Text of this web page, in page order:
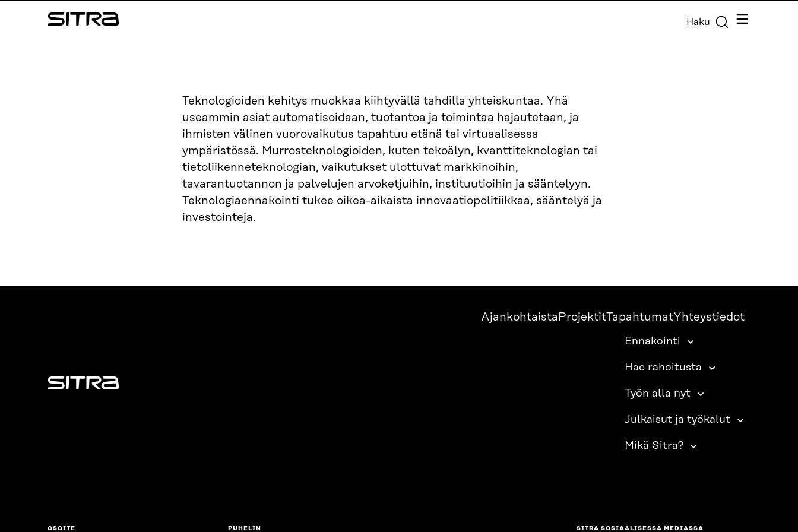
sisältöön
Sitra Haku Valikko
Teknologioiden kehitys muokkaa kiihtyvällä tahdilla yhteiskuntaa. Yhä
useammin asiat automatisoidaan, tuotantoa ja toimintaa hajautetaan, ja
ihmisten välinen vuorovaikutus tapahtuu etänä tai virtuaalisessa
ympäristössä. Murrosteknologioiden, kuten tekoälyn, kvanttiteknologian tai
tietoliikenneteknologian, vaikutukset ulottuvat markkinoihin,
tavarantuotannon ja palvelujen arvoketjuihin, instituutioihin ja sääntelyyn.
Teknologiaennakointi tukee oikea-aikaista innovaatiopolitiikkaa, sääntelyä ja
investointeja.
Sitra
Ajankohtaista ProjektitTapahtumatYhteystiedot
Ennakointi
Hae rahoitusta
Työn alla nyt
Julkaisut ja työkalut
Mikä Sitra?
OSOITE PUHELIN SITRA SOSIAALISESSA MEDIASSA